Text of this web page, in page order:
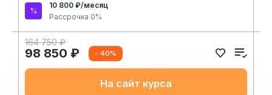
10 800 ₽/месяц
Рассрочка 0%
164 750 ₽
98 850 ₽ - 40%
На сайт курса